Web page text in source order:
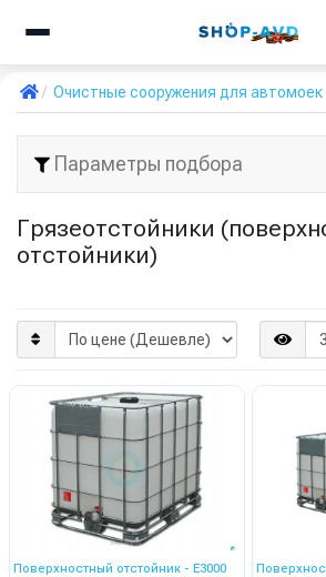
Очистные сооружения для автомоек
Параметры подбора
Грязеотстойники
отстойники)
Поверхностный отстойник - Е3000